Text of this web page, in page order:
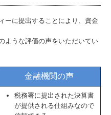
ーに提出することにより、資金
ような評価の声をいただいてい
金融機関の声
税務署に提出された決算書
が提供される仕組みなので